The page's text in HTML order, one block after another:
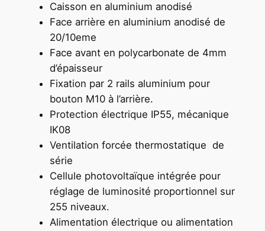
Caisson en aluminium anodisé
Face arrière en aluminium anodisé de
20/10eme
Face avant en polycarbonate de 4mm
d’épaisseur
Fixation par 2 rails aluminium pour
bouton M10 à l’arrière.
Protection électrique IP55, mécanique
IK08
Ventilation forcée thermostatique de
série
Cellule photovoltaïque intégrée pour
réglage de luminosité proportionnel sur
255 niveaux.
Alimentation électrique ou alimentation